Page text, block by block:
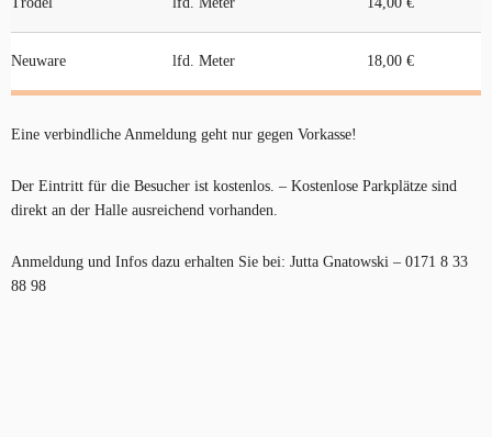
Neuware lfd. Meter 18,00 €
Eine verbindliche Anmeldung geht nur gegen Vorkasse!
Der Eintritt für die Besucher ist kostenlos. – Kostenlose Parkplätze sind
direkt an der Halle ausreichend vorhanden.
Anmeldung und Infos dazu erhalten Sie bei: Jutta Gnatowski – 0171 8 33
88 98